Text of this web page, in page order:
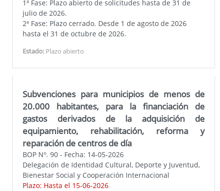
1ª Fase: Plazo abierto de solicitudes hasta de 31 de
julio de 2026.
2ª Fase: Plazo cerrado. Desde 1 de agosto de 2026
hasta el 31 de octubre de 2026.
Estado: Plazo abierto
Subvenciones para municipios de menos de
20.000 habitantes, para la financiación de
gastos derivados de la adquisición de
equipamiento, rehabilitación, reforma y
reparación de centros de día
BOP Nº. 90 - Fecha: 14-05-2026
Delegación de Identidad Cultural, Deporte y Juventud,
Bienestar Social y Cooperación Internacional
Plazo: Hasta el 15-06-2026